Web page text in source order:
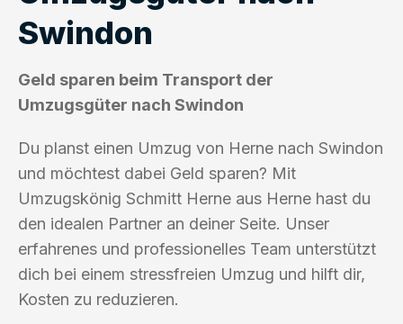
Swindon
Geld sparen beim Transport der
Umzugsgüter nach Swindon
Du planst einen Umzug von Herne nach Swindon
und möchtest dabei Geld sparen? Mit
Umzugskönig Schmitt Herne aus Herne hast du
den idealen Partner an deiner Seite. Unser
erfahrenes und professionelles Team unterstützt
dich bei einem stressfreien Umzug und hilft dir,
Kosten zu reduzieren.